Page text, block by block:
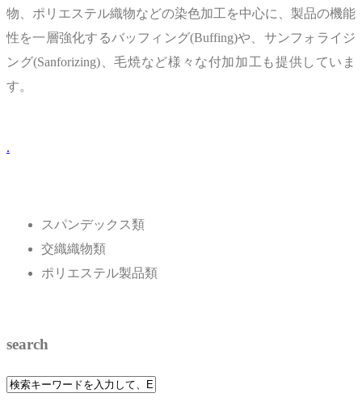
物、ポリエステル織物などの染色加工を中心に、製品の機能
性を一層強化するバッフィング(Buffing)や、サンフォライジ
ング(Sanforizing)、毛焼など様々な付加加工も提供していま
す。
.
スパンデックス類
交織織物類
ポリエステル製品類
search